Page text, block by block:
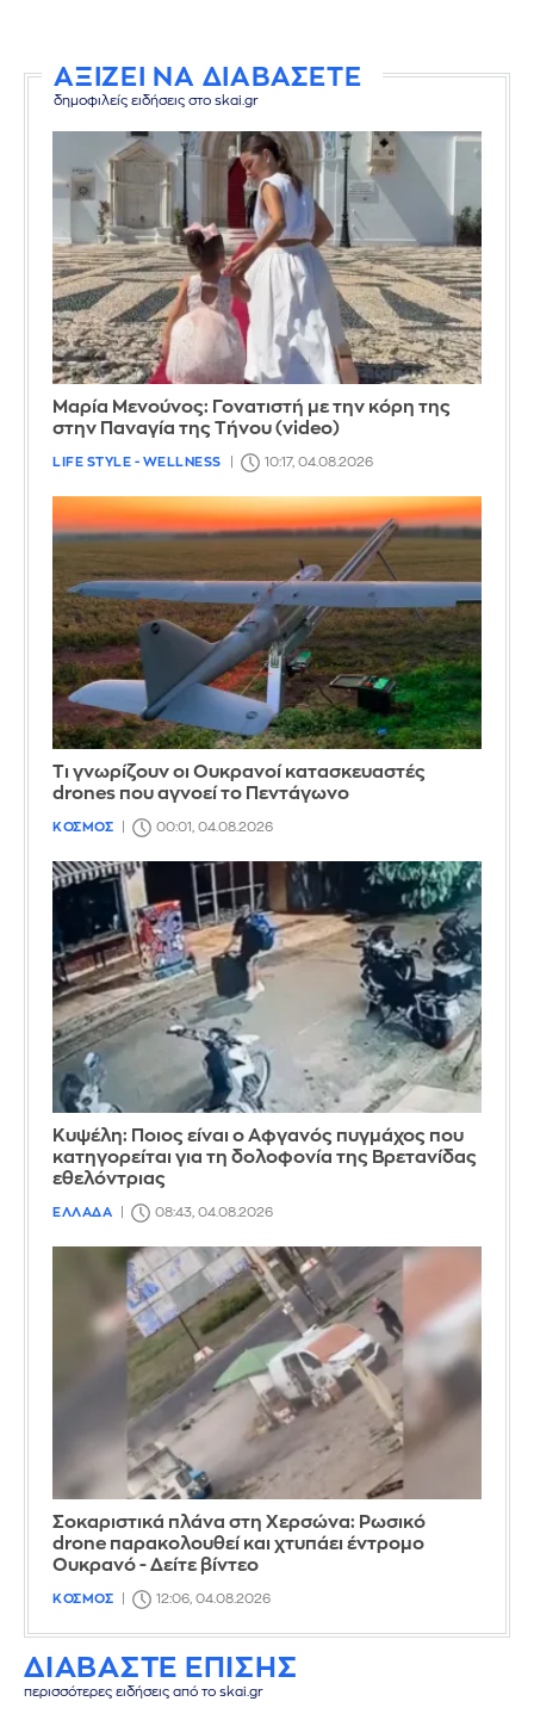
ΑΞΙΖΕΙ ΝΑ ΔΙΑΒΑΣΕΤΕ
δημοφιλείς ειδήσεις στο skai.gr
Μαρία Μενούνος: Γονατιστή με την κόρη της
στην Παναγία της Τήνου (video)
LIFE STYLE - WELLNESS 10:17, 04.08.2026
Τι γνωρίζουν οι Ουκρανοί κατασκευαστές
drones που αγνοεί το Πεντάγωνο
ΚΟΣΜΟΣ 00:01, 04.08.2026
Κυψέλη: Ποιος είναι ο Αφγανός πυγμάχος που
κατηγορείται για τη δολοφονία της Βρετανίδας
εθελόντριας
ΕΛΛΑΔΑ 08:43, 04.08.2026
Σοκαριστικά πλάνα στη Χερσώνα: Ρωσικό
drone παρακολουθεί και χτυπάει έντρομο
Ουκρανό - Δείτε βίντεο
ΚΟΣΜΟΣ 12:06, 04.08.2026
ΔΙΑΒΑΣΤΕ ΕΠΙΣΗΣ
περισσότερες ειδήσεις από το skai.gr